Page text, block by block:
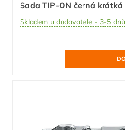
Sada TIP-ON černá krátká
Skladem u dodavatele - 3-5 dnů